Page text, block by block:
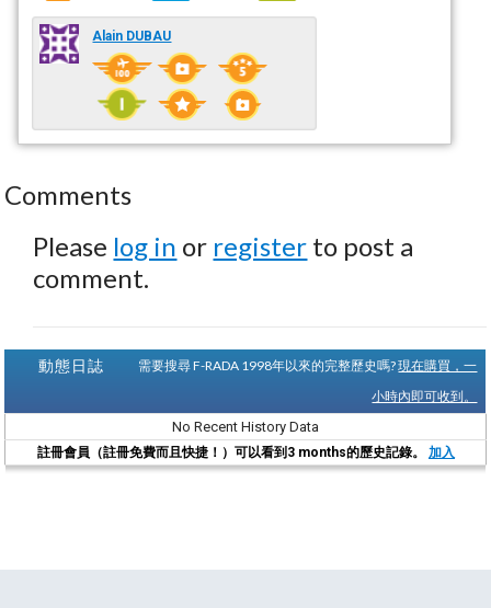
Alain DUBAU
Comments
Please log in or register to post a
comment.
動態日誌 需要搜尋 F-RADA 1998年以來的完整歷史嗎?現在購買，一
小時內即可收到。
No Recent History Data
註冊會員（註冊免費而且快捷！）可以看到3 months的歷史記錄。 加入